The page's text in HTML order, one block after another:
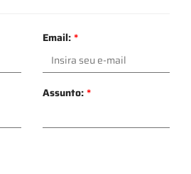
Email:*
Assunto:*